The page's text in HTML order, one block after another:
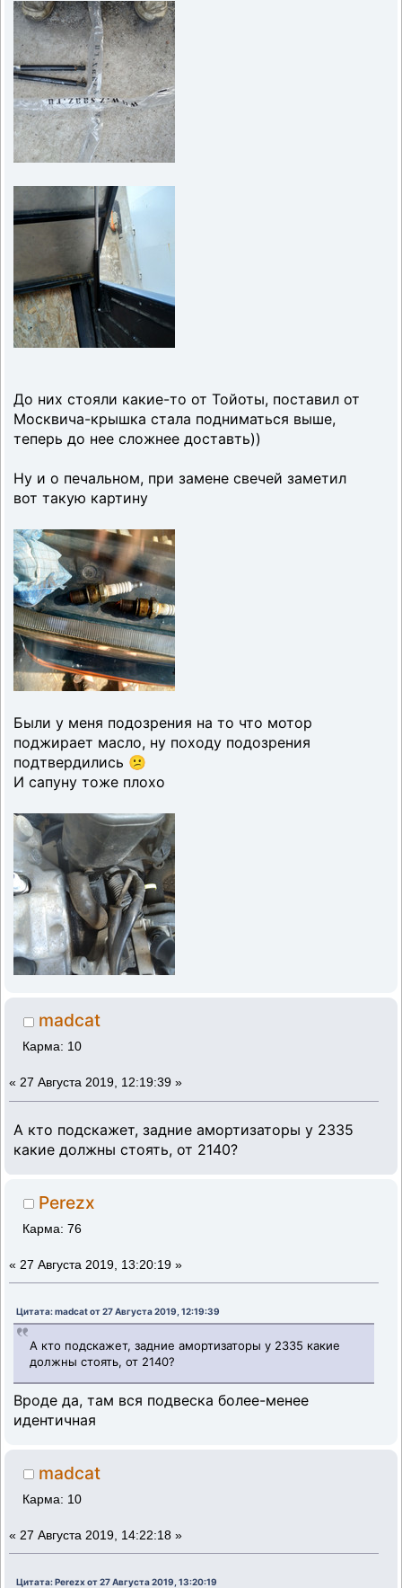
До них стояли какие-то от Тойоты, поставил от
Москвича-крышка стала подниматься выше,
теперь до нее сложнее доставть))
Ну и о печальном, при замене свечей заметил
вот такую картину
Были у меня подозрения на то что мотор
поджирает масло, ну походу подозрения
подтвердились 😕
И сапуну тоже плохо
madcat
Карма: 10
« 27 Августа 2019, 12:19:39 »
А кто подскажет, задние амортизаторы у 2335
какие должны стоять, от 2140?
Perezx
Карма: 76
« 27 Августа 2019, 13:20:19 »
Цитата: madcat от 27 Августа 2019, 12:19:39
А кто подскажет, задние амортизаторы у 2335 какие
должны стоять, от 2140?
Вроде да, там вся подвеска более-менее
идентичная
madcat
Карма: 10
« 27 Августа 2019, 14:22:18 »
Цитата: Perezx от 27 Августа 2019, 13:20:19